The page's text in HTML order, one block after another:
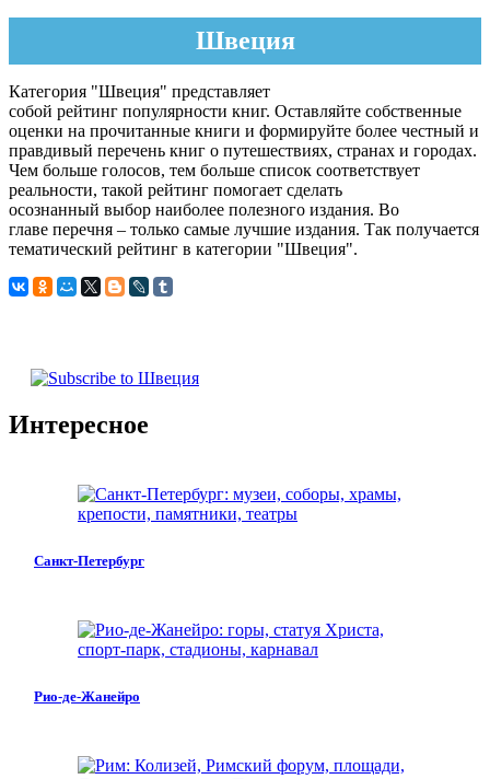
Швеция
Категория "Швеция" представляет
собой рейтинг популярности книг. Оставляйте собственные
оценки на прочитанные книги и формируйте более честный и
правдивый перечень книг о путешествиях, странах и городах.
Чем больше голосов, тем больше список соответствует
реальности, такой рейтинг помогает сделать
осознанный выбор наиболее полезного издания. Во
главе перечня – только самые лучшие издания. Так получается
тематический рейтинг в категории "Швеция".
Интересное
Санкт-Петербург
Рио-де-Жанейро